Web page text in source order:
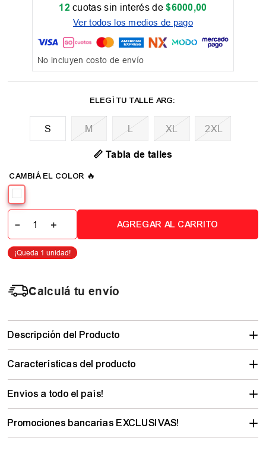
12 cuotas sin interés de$6000,00
Ver todos los medios de pago
No incluyen costo de envío
M L XL 2XL
📏 Tabla de talles
＋
－ AGREGAR AL CARRITO
Calculá tu envío
Descripción del Producto
Características del producto
Envíos a todo el país!
Promociones bancarias EXCLUSIVAS!